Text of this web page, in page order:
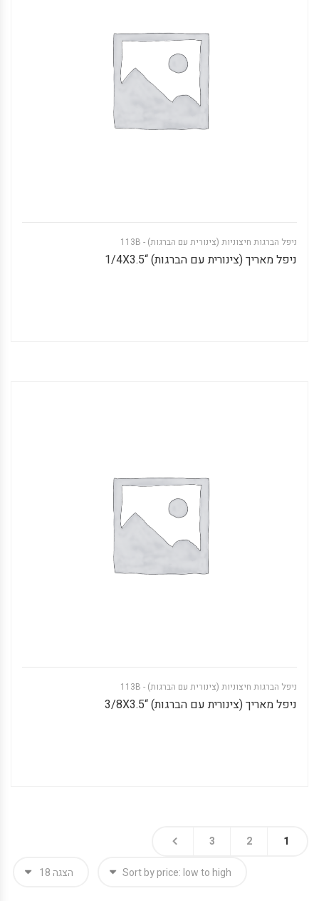
ניפל הברגות חיצוניות (צינורית עם הברגות) - 113B
ניפל מאריך (צינורית עם הברגות) “1/4X3.5
ניפל הברגות חיצוניות (צינורית עם הברגות) - 113B
ניפל מאריך (צינורית עם הברגות) “3/8X3.5
1
2
3